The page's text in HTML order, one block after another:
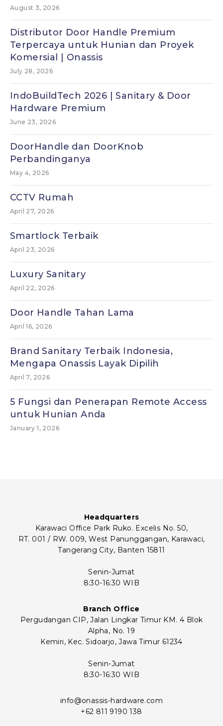
August 3, 2026
Distributor Door Handle Premium
Terpercaya untuk Hunian dan Proyek
Komersial | Onassis
July 28, 2026
IndoBuildTech 2026 | Sanitary & Door
Hardware Premium
June 23, 2026
DoorHandle dan DoorKnob
Perbandinganya
May 4, 2026
CCTV Rumah
April 27, 2026
Smartlock Terbaik
April 23, 2026
Luxury Sanitary
April 22, 2026
Door Handle Tahan Lama
April 16, 2026
Brand Sanitary Terbaik Indonesia,
Mengapa Onassis Layak Dipilih
April 7, 2026
5 Fungsi dan Penerapan Remote Access
untuk Hunian Anda
January 1, 2026
Headquarters
Karawaci Office Park Ruko. Excelis No. 50,
RT. 001 / RW. 009, West Panunggangan, Karawaci,
Tangerang City, Banten 15811
Senin-Jumat
8:30-16:30 WIB
Branch Office
Pergudangan CIP, Jalan Lingkar Timur KM. 4 Blok
Alpha, No. 19
Kemiri, Kec. Sidoarjo, Jawa Timur 61234
Senin-Jumat
8:30-16:30 WIB
info@onassis-hardware.com
+62 811 9190 138